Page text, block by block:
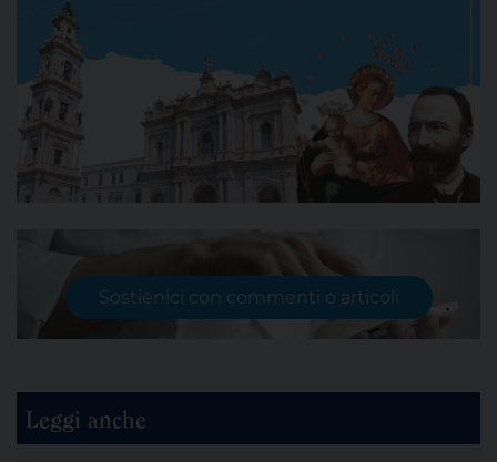
Sostienici con commenti o articoli
Leggi anche